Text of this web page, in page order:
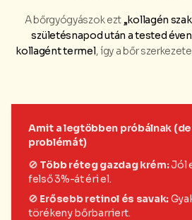
A bőrgyógyászok ezt „kollagén
születésnapod után a tested
kollagént termel, így a bőr
Amit a legtöbben próbálnak
problémát)
🚫 Több réteg gazdag krém:Jól
felső 3%-át éri el.
🚫 Erősebb retinol és savak:
törékeny bőrbarriert.